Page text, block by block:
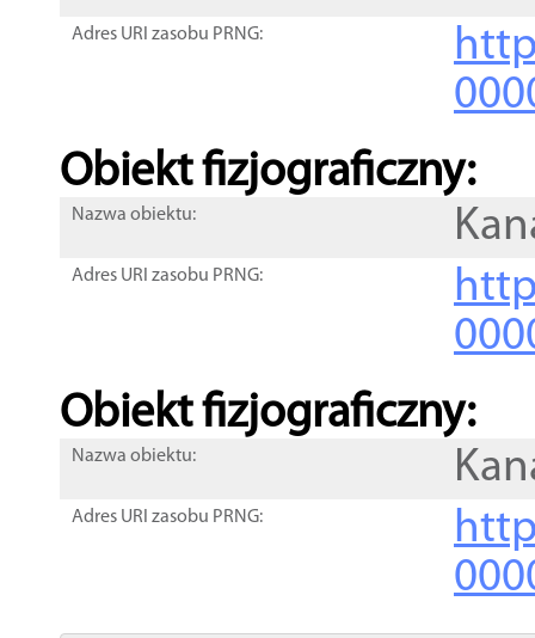
Adres URI zasobu PRNG:
Obiekt fizjograficzny:
Nazwa obiektu:
Adres URI zasobu PRNG:
Obiekt fizjograficzny:
Nazwa obiektu:
Adres URI zasobu PRNG: